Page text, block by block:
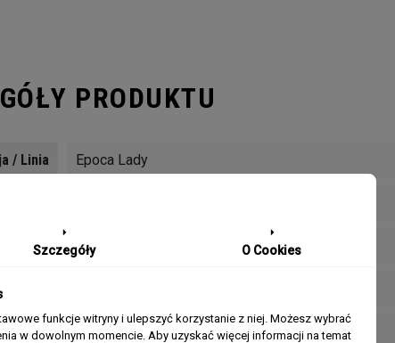
PRODUKTU
/ Linia Epoca Lady
Koperty Stal szlachetna
34 mm
Szczegóły O Cookies
funkcje witryny i ulepszyć korzystanie z niej. Możesz wybrać
w dowolnym momencie. Aby uzyskać więcej informacji na temat